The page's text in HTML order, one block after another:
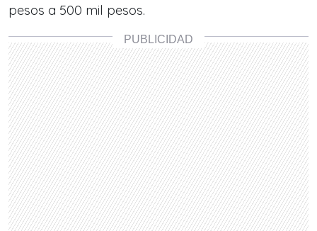
pesos a 500 mil pesos.